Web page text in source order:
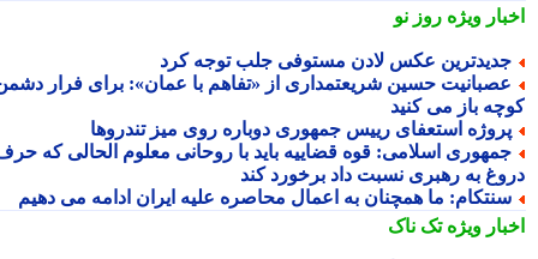
ویژهروز نو
عکس لادن مستوفی جلب توجه کرد
حسین شریعتمداری از «تفاهم با عمان»: برای فرار دشمن
باز می کنید
استعفای رییس جمهوری دوباره روی میز تندروها
اسلامی: قوه قضاییه باید با روحانی معلوم الحالی که حرف
به رهبری نسبت داد برخورد کند
ما همچنان به اعمال محاصره علیه ایران ادامه می دهیم
ویژهتک ناک